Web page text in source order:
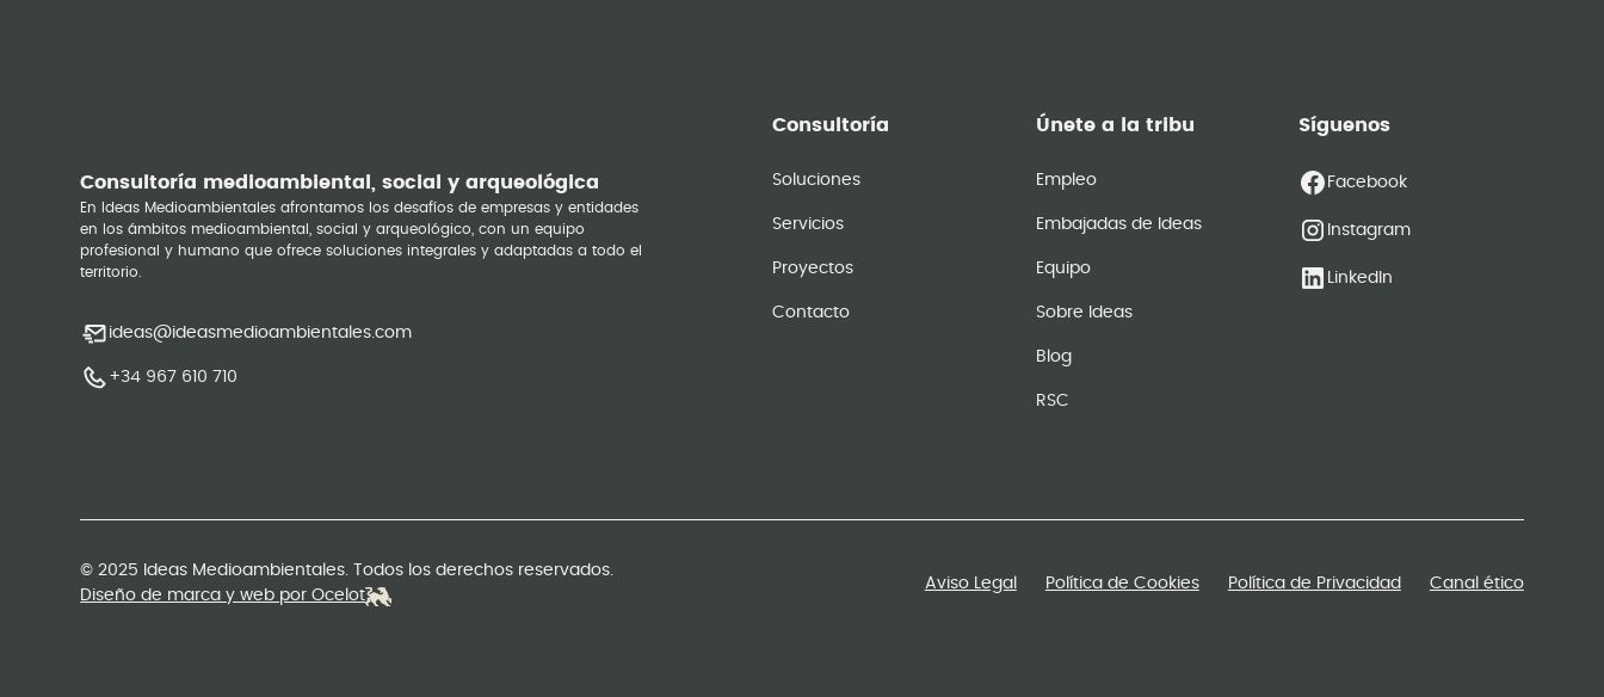
Consultoría medioambiental, social y arqueológica
En Ideas Medioambientales afrontamos los desafíos de empresas y entidades
en los ámbitos medioambiental, social y arqueológico, con un equipo
profesional y humano que ofrece soluciones integrales y adaptadas a todo el
territorio.
ideas@ideasmedioambientales.com
+34 967 610 710
Consultoría
Soluciones
Servicios
Proyectos
Contacto
Únete a la tribu
Empleo
Embajadas de Ideas
Equipo
Sobre Ideas
Blog
RSC
Síguenos
Facebook
Instagram
LinkedIn
© 2025 Ideas Medioambientales. Todos los derechos reservados.
Diseño de marca y web por Ocelot
Aviso Legal Política de Cookies Política de Privacidad Canal ético